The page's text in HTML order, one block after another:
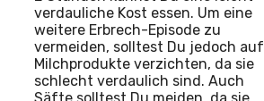
verdauliche Kost essen. Um eine
weitere Erbrech-Episode zu
vermeiden, solltest Du jedoch auf
Milchprodukte verzichten, da sie
schlecht verdaulich sind. Auch